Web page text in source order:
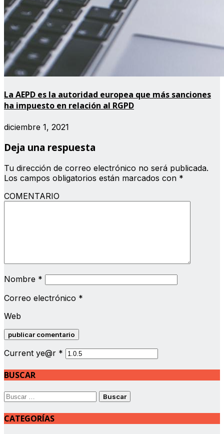
La AEPD es la autoridad europea que más sanciones
ha impuesto en relación al RGPD
diciembre 1, 2021
Deja una respuesta
Tu dirección de correo electrónico no será publicada.
Los campos obligatorios están marcados con *
COMENTARIO
Nombre *
Correo electrónico *
Web
Current ye@r *
BUSCAR
Buscar:
CATEGORÍAS